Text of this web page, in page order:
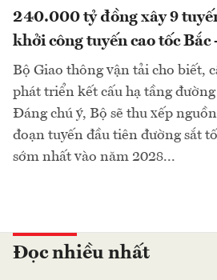
240.000 tỷ đồng xây 9
khởi công tuyến cao tốc
Bộ Giao thông vận tải cho biết,
phát triển kết cấu hạ tầng
Đáng chú ý, Bộ sẽ thu xếp
đoạn tuyến đầu tiên đường sắt
sớm nhất vào năm 2028...
Đọc nhiều nhất